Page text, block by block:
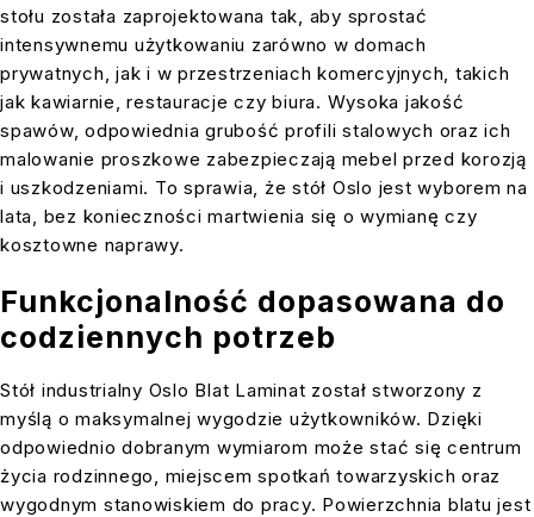
stołu została zaprojektowana tak, aby sprostać
intensywnemu użytkowaniu zarówno w domach
prywatnych, jak i w przestrzeniach komercyjnych, takich
jak kawiarnie, restauracje czy biura. Wysoka jakość
spawów, odpowiednia grubość profili stalowych oraz ich
malowanie proszkowe zabezpieczają mebel przed korozją
i uszkodzeniami. To sprawia, że stół Oslo jest wyborem na
lata, bez konieczności martwienia się o wymianę czy
kosztowne naprawy.
Funkcjonalność dopasowana do
codziennych potrzeb
Stół industrialny Oslo Blat Laminat został stworzony z
myślą o maksymalnej wygodzie użytkowników. Dzięki
odpowiednio dobranym wymiarom może stać się centrum
życia rodzinnego, miejscem spotkań towarzyskich oraz
wygodnym stanowiskiem do pracy. Powierzchnia blatu jest